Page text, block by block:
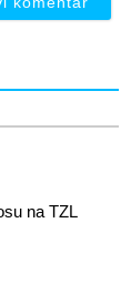
na TZL